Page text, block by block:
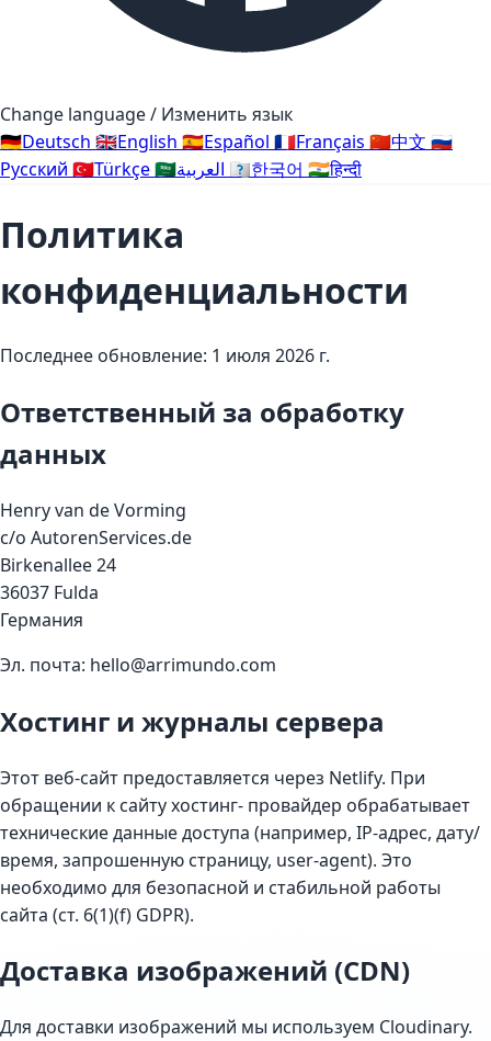
Change language / Изменить язык
🇩🇪Deutsch 🇬🇧English 🇪🇸Español 🇫🇷Français 🇨🇳中文 🇷🇺
Русский 🇹🇷Türkçe🇸🇦 🇰🇷한국어 🇮🇳हिन्दी
Политика
конфиденциальности
Последнее обновление: 1 июля 2026 г.
Ответственный за обработку
данных
Henry van de Vorming
c/o AutorenServices.de
Birkenallee 24
36037 Fulda
Германия
Эл. почта: hello@arrimundo.com
Хостинг и журналы сервера
Этот веб-сайт предоставляется через Netlify. При
обращении к сайту хостинг- провайдер обрабатывает
технические данные доступа (например, IP-адрес, дату/
время, запрошенную страницу, user-agent). Это
необходимо для безопасной и стабильной работы
сайта (ст. 6(1)(f) GDPR).
Доставка изображений (CDN)
Для доставки изображений мы используем Cloudinary.